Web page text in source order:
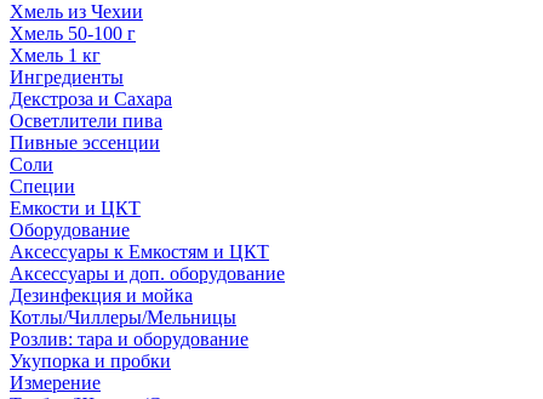
Хмель из Чехии
Хмель 50-100 г
Хмель 1 кг
Ингредиенты
Декстроза и Сахара
Осветлители пива
Пивные эссенции
Соли
Специи
Емкости и ЦКТ
Оборудование
Аксессуары к Емкостям и ЦКТ
Аксессуары и доп. оборудование
Дезинфекция и мойка
Котлы/Чиллеры/Мельницы
Розлив: тара и оборудование
Укупорка и пробки
Измерение